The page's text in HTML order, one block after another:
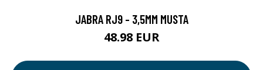
JABRA RJ9 - 3,5MM MUSTA
48.98 EUR